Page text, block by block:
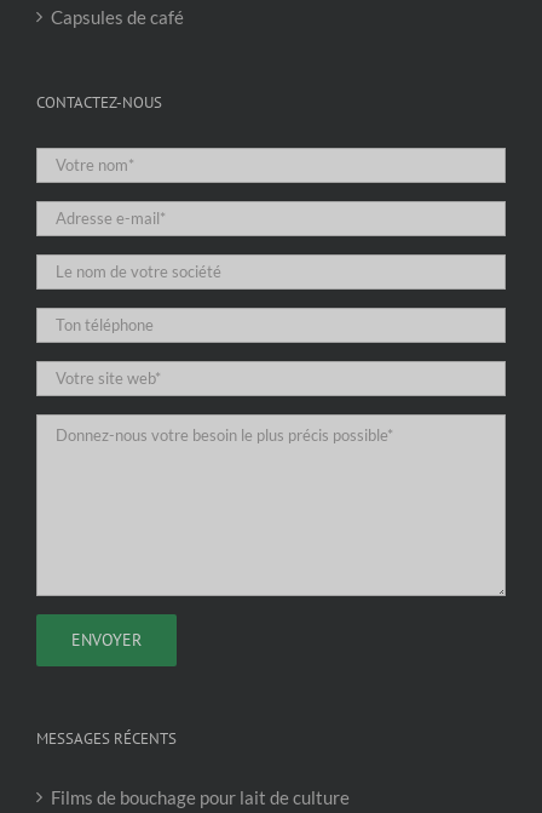
Capsules de café
CONTACTEZ-NOUS
MESSAGES RÉCENTS
Films de bouchage pour lait de culture